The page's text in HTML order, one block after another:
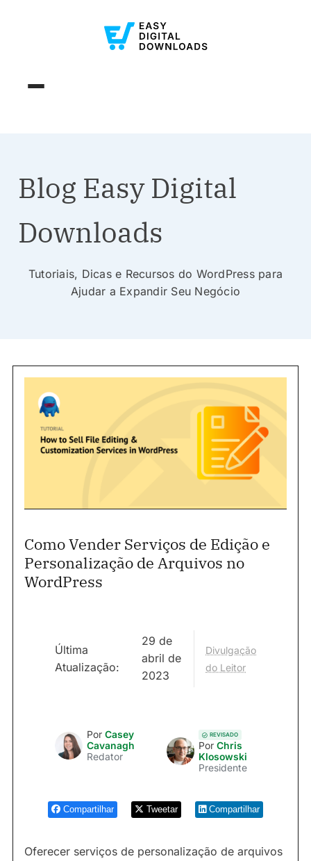
Blog Easy Digital
Downloads
Tutoriais, Dicas e Recursos do WordPress para
Ajudar a Expandir Seu Negócio
Como Vender Serviços de Edição e
Personalização de Arquivos no
WordPress
Última
Atualização:
29 de
abril de
2023
Divulgação
do Leitor
Por Casey
Cavanagh
Redator
REVISADO
Por Chris
Klosowski
Presidente
Compartilhar Tweetar Compartilhar
Oferecer serviços de personalização de arquivos